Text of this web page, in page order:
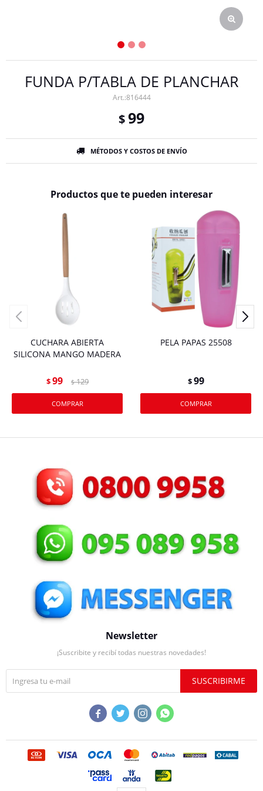
FUNDA P/TABLA DE PLANCHAR
816444
$99
MÉTODOS Y COSTOS DE ENVÍO
Productos que te pueden interesar
CUCHARA ABIERTA
SILICONA MANGO MADERA
$99 $ 129
PELA PAPAS 25508
$99
Newsletter
¡Suscribite y recibí todas nuestras novedades!
SUSCRIBIRME
   